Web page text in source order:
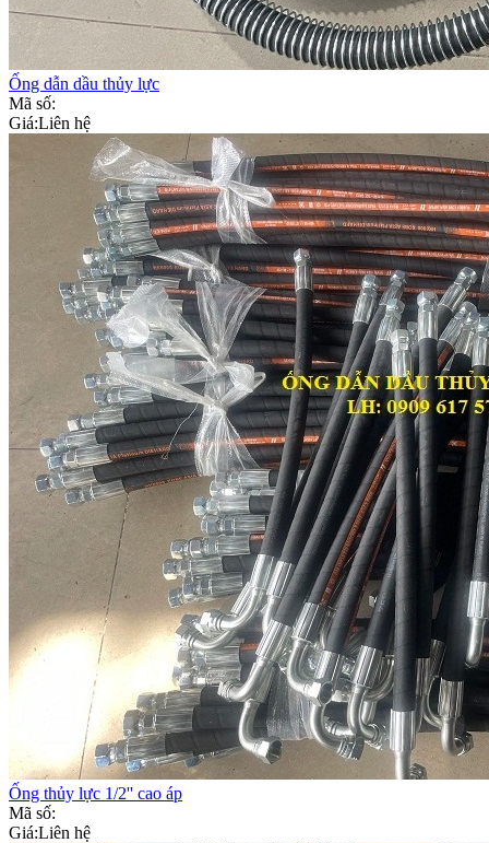
Ống dẫn dầu thủy lực
Mã số:
Giá:Liên hệ
Ống thủy lực 1/2'' cao áp
Mã số:
Giá:Liên hệ